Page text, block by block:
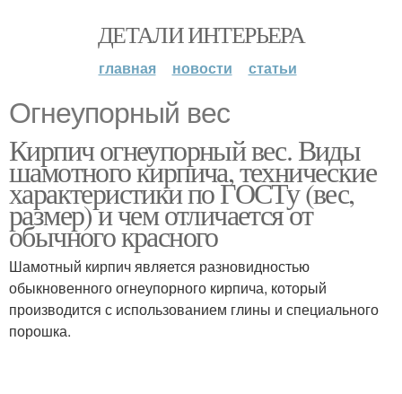
ДЕТАЛИ ИНТЕРЬЕРА
главная новости статьи
Огнеупорный вес
Кирпич огнеупорный вес. Виды
шамотного кирпича, технические
характеристики по ГОСТу (вес,
размер) и чем отличается от
обычного красного
Шамотный кирпич является разновидностью
обыкновенного огнеупорного кирпича, который
производится с использованием глины и специального
порошка.